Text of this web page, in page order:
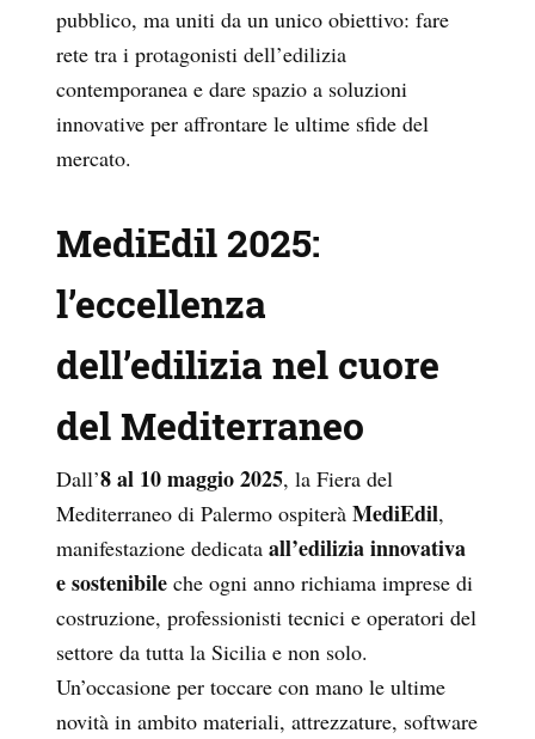
pubblico, ma uniti da un unico obiettivo: fare
rete tra i protagonisti dell’edilizia
contemporanea e dare spazio a soluzioni
innovative per affrontare le ultime sfide del
mercato.
MediEdil 2025:
l’eccellenza
dell’edilizia nel cuore
del Mediterraneo
Dall’8 al 10 maggio 2025, la Fiera del
Mediterraneo di Palermo ospiterà MediEdil,
manifestazione dedicata all’edilizia innovativa
e sostenibile che ogni anno richiama imprese di
costruzione, professionisti tecnici e operatori del
settore da tutta la Sicilia e non solo.
Un’occasione per toccare con mano le ultime
novità in ambito materiali, attrezzature, software